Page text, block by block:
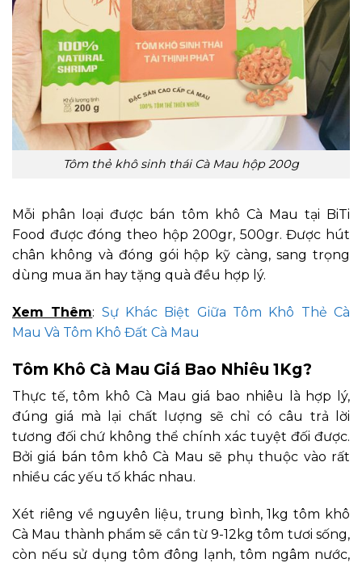
Tôm thẻ khô sinh thái Cà Mau hộp 200g
Mỗi phân loại được bán tôm khô Cà Mau tại BiTi
Food được đóng theo hộp 200gr, 500gr. Được hút
chân không và đóng gói hộp kỹ càng, sang trọng
dùng mua ăn hay tặng quà đều hợp lý.
Xem Thêm: Sự Khác Biệt Giữa Tôm Khô Thẻ Cà
Mau Và Tôm Khô Đất Cà Mau
Tôm Khô Cà Mau Giá Bao Nhiêu 1Kg?
Thực tế, tôm khô Cà Mau giá bao nhiêu là hợp lý,
đúng giá mà lại chất lượng sẽ chỉ có câu trả lời
tương đối chứ không thể chính xác tuyệt đối được.
Bởi giá bán tôm khô Cà Mau sẽ phụ thuộc vào rất
nhiều các yếu tố khác nhau.
Xét riêng về nguyên liệu, trung bình, 1kg tôm khô
Cà Mau thành phẩm sẽ cần từ 9-12kg tôm tươi sống,
còn nếu sử dụng tôm đông lạnh, tôm ngâm nước,